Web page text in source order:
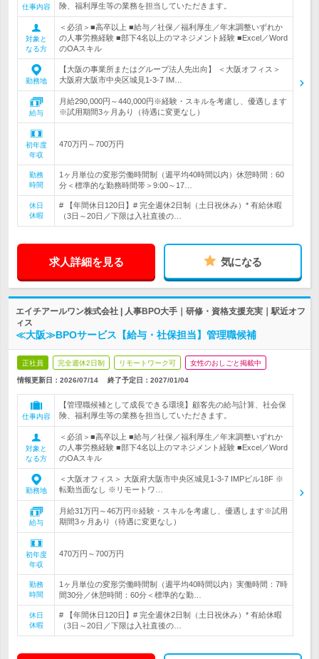
仕事内容
険、福利厚生等の業務を担当していただきます。
対象と
なる方
＜必須＞■高卒以上 ■給与／社保／福利厚生／年末調整いずれか
の人事労務経験 ■部下4名以上のマネジメント経験 ■Excel／Word
のOAスキル
勤務地
【大阪の事業所またはグループ法人先出向】 ＜大阪オフィス＞
大阪府大阪市中央区城見1-3-7 IM…
給与
月給290,000円～440,000円※経験・スキルを考慮し、優遇します
※試用期間3ヶ月あり（待遇に変更なし）
初年度
年収
470万円～700万円
勤務
時間
1ヶ月単位の変形労働時間制（週平均40時間以内）休憩時間：60
分＜標準的な勤務時間帯＞9:00～17…
休日
休暇
# 【年間休日120日】# 完全週休2日制（土日祝休み）* 有給休暇
（3日～20日／下限は入社直後の…
求人詳細を見る 気になる
エイチアールワン株式会社 | 人事BPO大手｜研修・資格支援充実｜駅近オフ
ィス
≪大阪≫BPOサービス【給与・社保担当】管理職候補
正社員 完全週休2日制 リモートワーク可 女性のおしごと掲載中
情報更新日：2026/07/14 終了予定日： 2027/01/04
仕事内容
【管理職候補として成長できる環境】顧客先の給与計算、社会保
険、福利厚生等の業務を担当していただきます。
対象と
なる方
＜必須＞■高卒以上 ■給与／社保／福利厚生／年末調整いずれか
の人事労務経験 ■部下4名以上のマネジメント経験 ■Excel／Word
のOAスキル
勤務地
＜大阪オフィス＞ 大阪府大阪市中央区城見1-3-7 IMPビル18F ※
転勤当面なし ※リモートワ…
給与
月給31万円～46万円※経験・スキルを考慮し、優遇します※試用
期間3ヶ月あり（待遇に変更なし）
初年度
年収
470万円～700万円
勤務
時間
1ヶ月単位の変形労働時間制（週平均40時間以内）実働時間：7時
間30分／休憩時間：60分＜標準的な勤…
休日
休暇
# 【年間休日120日】# 完全週休2日制（土日祝休み）* 有給休暇
（3日～20日／下限は入社直後の…